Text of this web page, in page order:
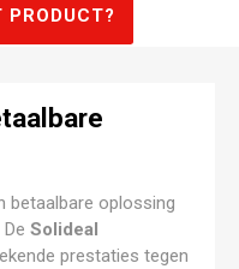
PRODUCT?
betaalbare oplossing
DeSolideal
prestaties tegen